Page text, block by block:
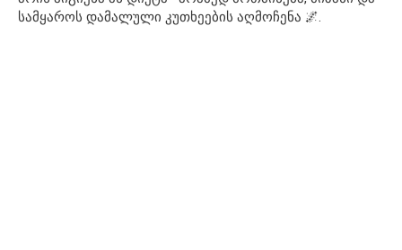
სამყაროს დამალული კუთხეების აღმოჩენა 🌌.